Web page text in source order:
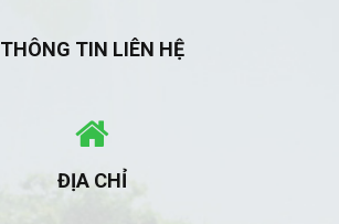
THÔNG TIN LIÊN HỆ
ĐỊA CHỈ